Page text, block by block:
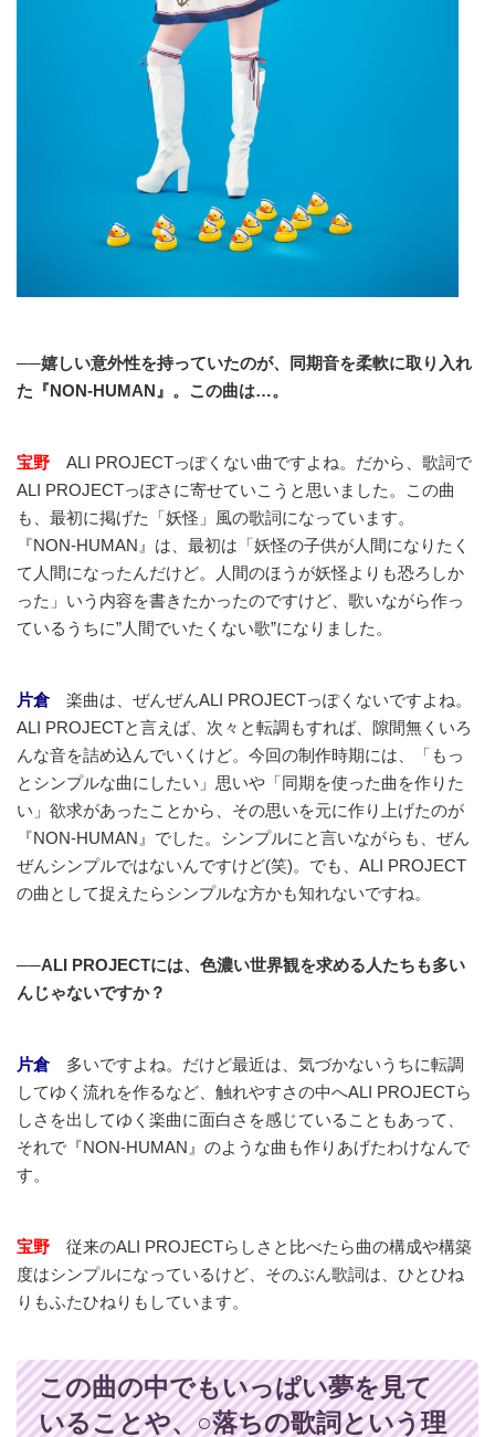
──嬉しい意外性を持っていたのが、同期音を柔軟に取り入れ
た『NON-HUMAN』。この曲は…。
宝野 ALI PROJECTっぽくない曲ですよね。だから、歌詞で
ALI PROJECTっぽさに寄せていこうと思いました。この曲
も、最初に掲げた「妖怪」風の歌詞になっています。
『NON-HUMAN』は、最初は「妖怪の子供が人間になりたく
て人間になったんだけど。人間のほうが妖怪よりも恐ろしか
った」いう内容を書きたかったのですけど、歌いながら作っ
ているうちに”人間でいたくない歌”になりました。
片倉楽曲は、ぜんぜんALI PROJECTっぽくないですよね。
ALI PROJECTと言えば、次々と転調もすれば、隙間無くいろ
んな音を詰め込んでいくけど。今回の制作時期には、「もっ
とシンプルな曲にしたい」思いや「同期を使った曲を作りた
い」欲求があったことから、その思いを元に作り上げたのが
『NON-HUMAN』でした。シンプルにと言いながらも、ぜん
ぜんシンプルではないんですけど(笑)。でも、ALI PROJECT
の曲として捉えたらシンプルな方かも知れないですね。
──ALI PROJECTには、色濃い世界観を求める人たちも多い
んじゃないですか？
片倉多いですよね。だけど最近は、気づかないうちに転調
してゆく流れを作るなど、触れやすさの中へALI PROJECTら
しさを出してゆく楽曲に面白さを感じていることもあって、
それで『NON-HUMAN』のような曲も作りあげたわけなんで
す。
宝野 従来のALI PROJECTらしさと比べたら曲の構成や構築
度はシンプルになっているけど、そのぶん歌詞は、ひとひね
りもふたひねりもしています。
この曲の中でもいっぱい夢を見て
いることや、○落ちの歌詞という理